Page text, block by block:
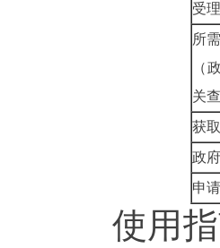
受
所
（
关
获
政
申
使用指